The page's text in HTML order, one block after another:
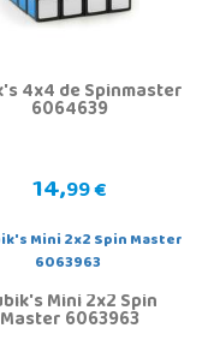
4x4 de Spinmaster
6064639
14,99 €
Mini 2x2 Spin
Master 6063963